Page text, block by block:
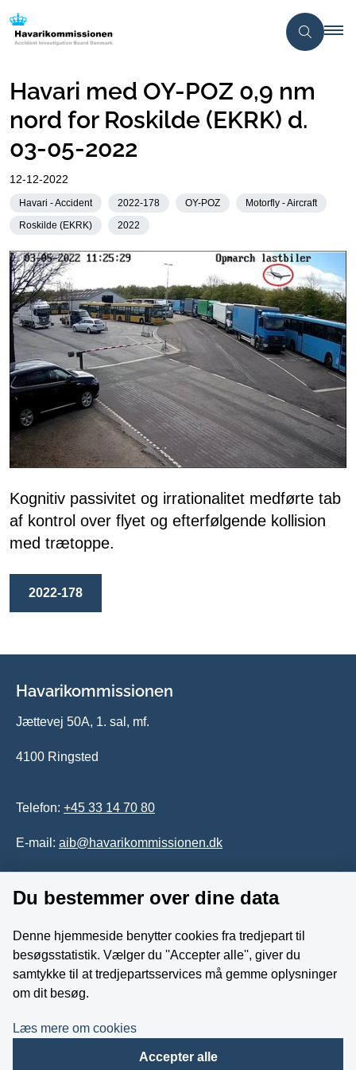
Havari med OY-POZ 0,9 nm
nord for Roskilde (EKRK) d.
03-05-2022
12-12-2022
Havari - Accident 2022-178 OY-POZ
Motorfly - Aircraft
Roskilde (EKRK)
2022
Kognitiv passivitet og irrationalitet medførte tab
af kontrol over flyet og efterfølgende kollision
med trætoppe.
2022-178
Havarikommissionen
Jættevej 50A, 1. sal, mf.
4100 Ringsted
Telefon: +45 33 14 70 80
E-mail: aib@havarikommissionen.dk
Tilgængelighedserklæring
Whistleblowerordning
Følg os på YouTube
Du bestemmer over dine data
Denne hjemmeside benytter cookies fra tredjepart til
besøgsstatistik. Vælger du ''Accepter alle'', giver du
samtykke til at tredjepartsservices må gemme oplysninger
om dit besøg.
Læs mere om cookies
Accepter alle